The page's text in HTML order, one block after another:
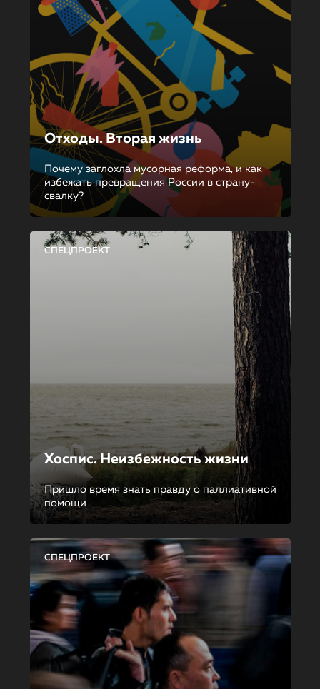
Отходы. Вторая жизнь
Почему заглохла мусорная реформа, и как
избежать превращения России в страну-
свалку?
СПЕЦПРОЕКТ
Хоспис. Неизбежность жизни
Пришло время знать правду о паллиативной
помощи
СПЕЦПРОЕКТ